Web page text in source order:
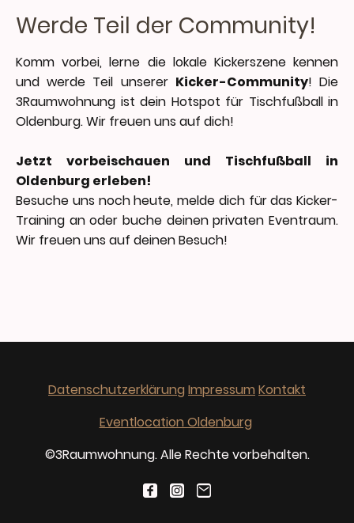
Komm vorbei, lerne die lokale Kickerszene kennen
und werde Teil unserer Kicker-Community! Die
3Raumwohnung ist dein Hotspot für Tischfußball in
Oldenburg. Wir freuen uns auf dich!
Jetzt vorbeischauen und Tischfußball in
Oldenburg erleben!
Besuche uns noch heute, melde dich für das Kicker-
Training an oder buche deinen privaten Eventraum.
Wir freuen uns auf deinen Besuch!
Werde Teil der Community!
Datenschutzerklärung Impressum Kontakt
Eventlocation Oldenburg
©3Raumwohnung. Alle Rechte vorbehalten.